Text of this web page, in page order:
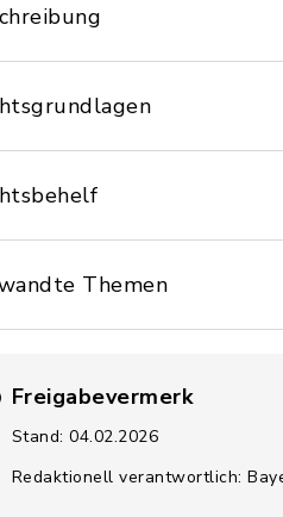
Themen
Freigabevermerk
Stand: 04.02.2026
Redaktionell verantwortlich: